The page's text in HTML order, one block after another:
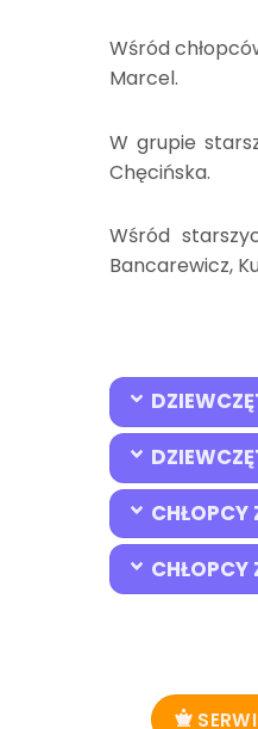
Wśród
Marcel.
W grupie
Chęcińska.
Wśród
Bancarewicz,
CHŁOPCY
CHŁOPCY